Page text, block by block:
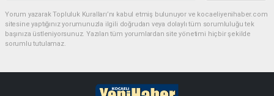
Yorum yazarak Topluluk Kuralları’nı kabul etmiş bulunuyor ve kocaeliyenihaber.com
sitesine yaptığınız yorumunuzla ilgili doğrudan veya dolaylı tüm sorumluluğu tek
başınıza üstleniyorsunuz. Yazılan tüm yorumlardan site yönetimi hiçbir şekilde
sorumlu tutulamaz.